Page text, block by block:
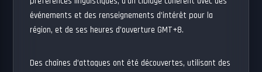
événements et des renseignements d’intérêt pour la
région, et de ses heures d’ouverture GMT+8.
Des chaînes d’attaques ont été découvertes, utilisant des